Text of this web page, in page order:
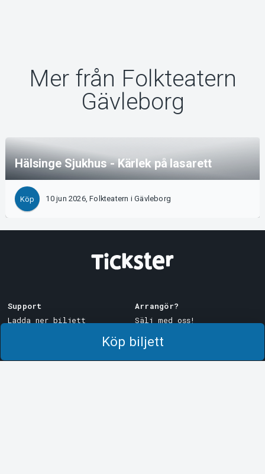
Köp biljett
Mer från Folkteatern
Gävleborg
Hälsinge Sjukhus - Kärlek på lasarett
Köp 10 jun 2026, Folkteatern i Gävleborg
Support
Ladda ner biljett
Arrangör?
Sälj med oss!
Logga in i Manager